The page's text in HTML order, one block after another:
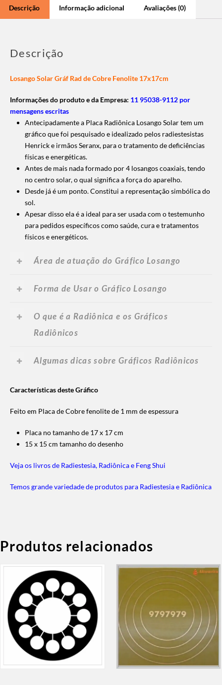
Descrição Informação adicional Avaliações (0)
Descrição
Losango Solar Gráf Rad de Cobre Fenolite 17x17cm
Informações do produto e da Empresa: 11 95038-9112 por
mensagens escritas
Antecipadamente a Placa Radiônica Losango Solar tem um
gráfico que foi pesquisado e idealizado pelos radiestesistas
Henrick e irmãos Seranx, para o tratamento de deficiências
físicas e energéticas.
Antes de mais nada formado por 4 losangos coaxiais, tendo
no centro solar, o qual significa a força do aparelho.
Desde já é um ponto. Constitui a representação simbólica do
sol.
Apesar disso ela é a ideal para ser usada com o testemunho
para pedidos específicos como saúde, cura e tratamentos
físicos e energéticos.
Área de atuação do Gráfico Losango
Forma de Usar o Gráfico Losango
O que é a Radiônica e os Gráficos
Radiônicos
Algumas dicas sobre Gráficos Radiônicos
Características deste Gráfico
Feito em Placa de Cobre fenolite de 1 mm de espessura
Placa no tamanho de 17 x 17 cm
15 x 15 cm tamanho do desenho
Veja os livros de Radiestesia, Radiônica e Feng Shui
Temos grande variedade de produtos para Radiestesia e Radiônica
Produtos relacionados